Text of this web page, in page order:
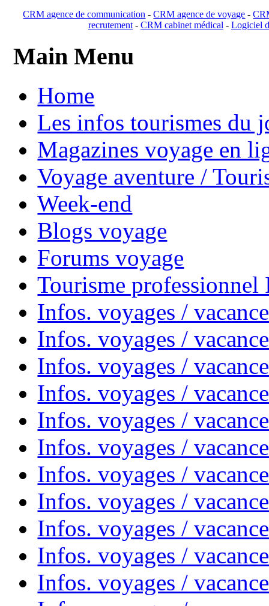
CRM agence de communication -CRM agence de voyage -
recrutement- CRM cabinet médical- Logiciel
Main Menu
Home
Les infos tourismes du
Magazines voyage en
Voyage aventure /
Week-end
Blogs voyage
Forums voyage
Tourisme
Infos. voyages /
Infos. voyages /
Infos. voyages /
Infos. voyages /
Infos. voyages /
Infos. voyages /
Infos. voyages /
Infos. voyages /
Infos. voyages /
Infos. voyages /
Infos. voyages /